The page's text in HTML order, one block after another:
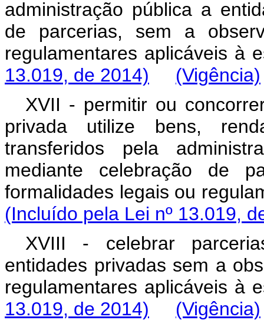
administração pública a
de parcerias, sem a
regulamentares
13.019, de 2014)
(Vigência)
XVII - permitir ou
privada utilize bens,
transferidos pela
mediante celebração de
formalidades legais ou
(Incluído pela Lei nº 13.019,
XVIII - celebrar
entidades privadas sem a
regulamentares
13.019, de 2014)
(Vigência)